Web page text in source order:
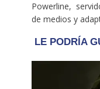
Powerline,
de medios y